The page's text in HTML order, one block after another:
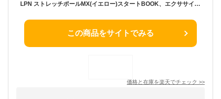
LPN ストレッチポールMX(イエロー)スタートBOOK、エクササイズDVD付き 1年保証
この商品をサイトでみる
価格と在庫を楽天でチェック >>